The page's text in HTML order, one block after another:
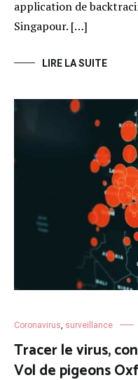
application de
Singapour. […]
LIRE LA SUITE
Coronavirus surveillance
Tracer le virus,
Vol de pigeons